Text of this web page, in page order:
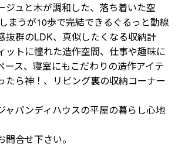
ジュと木が調和した、落ち着いた空
うが10歩で完結できるぐるっと動線
抜群のLDK、真似したくなる収納計
ットに憧れた造作空間、仕事や趣味に
ース、寝室にもこだわりの造作アイテ
たら神！、リビング裏の収納コーナー
ャパンディハウスの平屋の暮らし心地
合せ下さい。